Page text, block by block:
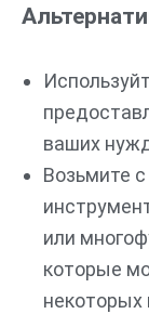
ваших
Возьмите
или
которые
некоторых